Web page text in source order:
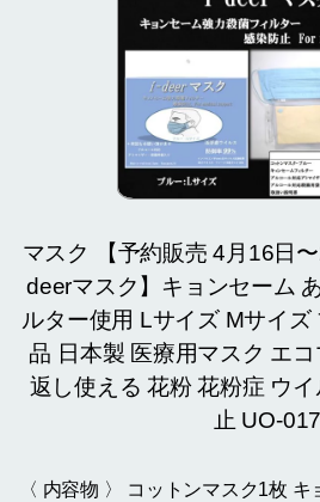
マスク 【予約販売 4月16日
deerマスク】キョンセーム
ルター使用 Lサイズ Mサイズ
品 日本製 医療用マスク エ
返し使える 花粉 花粉症 ウ
止 UO-017
〈 内容物 〉 コットンマスク1枚